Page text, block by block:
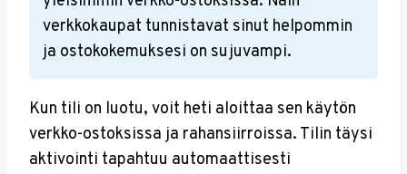
verkkokaupat tunnistavat sinut helpommin
ja ostokokemuksesi on sujuvampi.
Kun tili on luotu, voit heti aloittaa sen käytön
verkko-ostoksissa ja rahansiirroissa. Tilin täysi
aktivointi tapahtuu automaattisesti